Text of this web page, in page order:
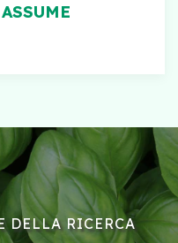
DELLA RICERCA